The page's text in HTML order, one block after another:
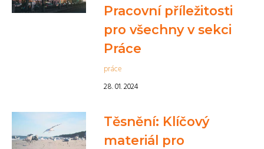
Pracovní příležitosti
pro všechny v sekci
Práce
práce
28. 01. 2024
Těsnění: Klíčový
materiál pro